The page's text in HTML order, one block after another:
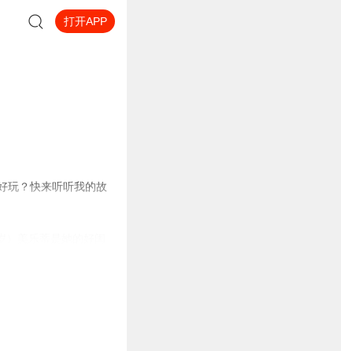
打开APP
玩？快来听听我的故
美乐蒂是她的好闺
永远比库洛米小7
辣，学习很好，爱吃